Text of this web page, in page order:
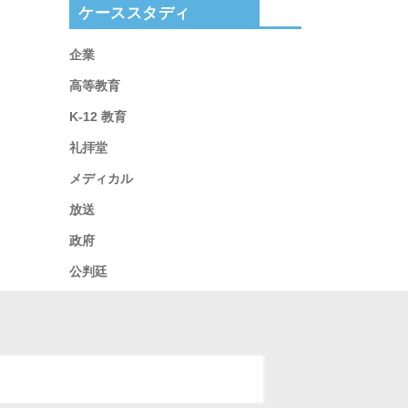
ケーススタディ
企業
高等教育
K-12 教育
礼拝堂
メディカル
放送
政府
公判廷